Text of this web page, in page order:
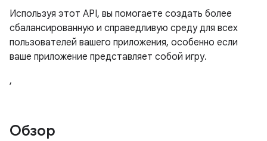
Используя этот API, вы помогаете создать более
сбалансированную и справедливую среду для всех
пользователей вашего приложения, особенно если
ваше приложение представляет собой игру.
,
Обзор